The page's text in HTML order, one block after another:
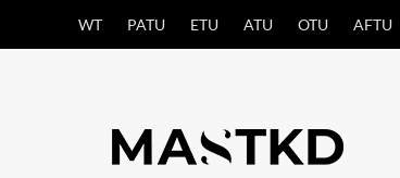
WT PATU ETU ATU OTU AFTU